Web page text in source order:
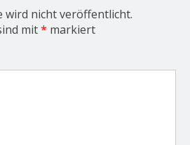
wird nicht veröffentlicht.
mit* markiert